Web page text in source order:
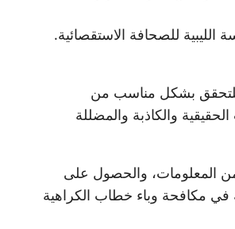
للتحقق بشكل مناسب من
والكاذبة والمضللة
من المعلومات، والحصول على
في مكافحة وباء خطاب الكراهية